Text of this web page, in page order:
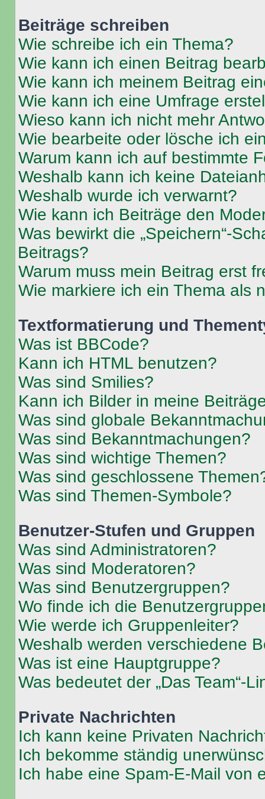
Beiträge schreiben
Wie schreibe ich ein Thema?
Wie kann ich einen Beitrag
Wie kann ich meinem Beitrag
Wie kann ich eine Umfrage
Wieso kann ich nicht mehr
Wie bearbeite oder lösche ich
Warum kann ich auf bestimmte
Weshalb kann ich keine
Weshalb wurde ich verwarnt?
Wie kann ich Beiträge den
Was bewirkt die „Speichern“-
Beitrags?
Warum muss mein Beitrag erst
Wie markiere ich ein Thema als
Textformatierung und
Was ist BBCode?
Kann ich HTML benutzen?
Was sind Smilies?
Kann ich Bilder in meine
Was sind globale
Was sind Bekanntmachungen?
Was sind wichtige Themen?
Was sind geschlossene
Was sind Themen-Symbole?
Benutzer-Stufen und Gruppen
Was sind Administratoren?
Was sind Moderatoren?
Was sind Benutzergruppen?
Wo finde ich die
Wie werde ich Gruppenleiter?
Weshalb werden verschiedene
Was ist eine Hauptgruppe?
Was bedeutet der „Das Team“-
Private Nachrichten
Ich kann keine Privaten
Ich bekomme ständig
Ich habe eine Spam-E-Mail von